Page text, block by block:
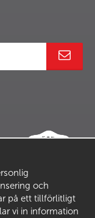
och
på ett tillförlitligt
vi in information